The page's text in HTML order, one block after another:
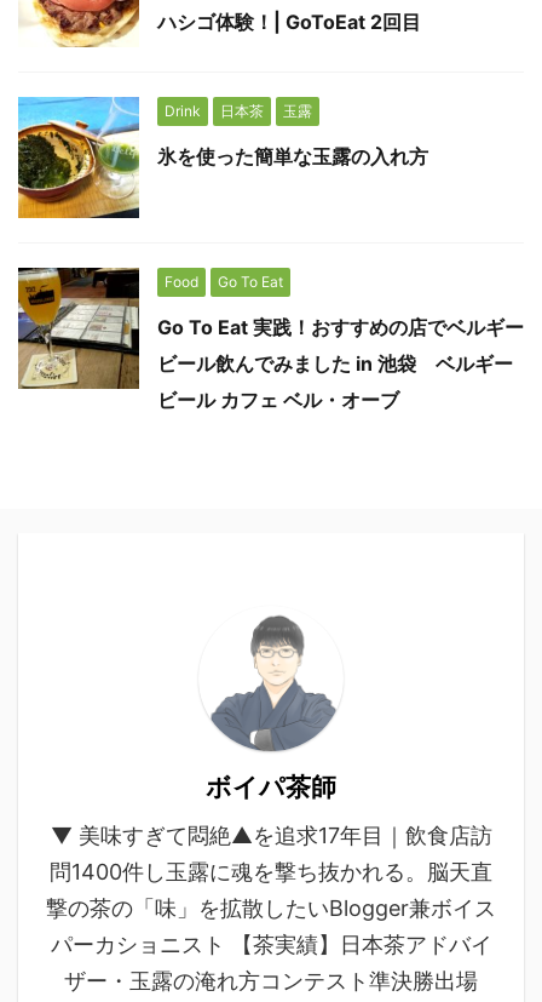
ハシゴ体験！| GoToEat 2回目
Drink 日本茶 玉露
氷を使った簡単な玉露の入れ方
Food Go To Eat
Go To Eat 実践！おすすめの店でベルギー
ビール飲んでみました in 池袋 ベルギー
ビール カフェ ベル・オーブ
ボイパ茶師
▼ 美味すぎて悶絶▲を追求17年目｜飲食店訪
問1400件し玉露に魂を撃ち抜かれる。脳天直
撃の茶の「味」を拡散したいBlogger兼ボイス
パーカショニスト 【茶実績】日本茶アドバイ
ザー・玉露の淹れ方コンテスト準決勝出場